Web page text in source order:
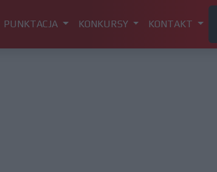
PUNKTACJA KONKURSY KONTAKT